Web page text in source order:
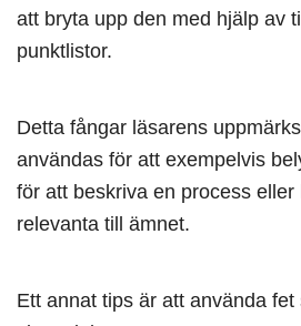
att bryta upp den med hjälp av
punktlistor.
Detta fångar läsarens
användas för att exempelvis
för att beskriva en process
relevanta till ämnet.
Ett annat tips är att använda